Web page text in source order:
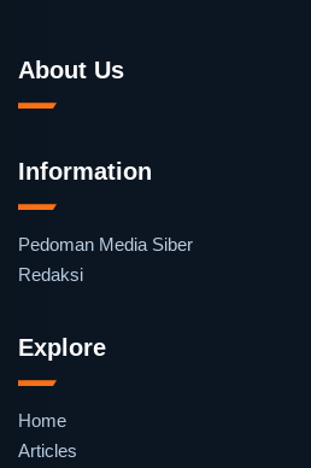
About Us
Information
Pedoman Media Siber
Redaksi
Explore
Home
Articles